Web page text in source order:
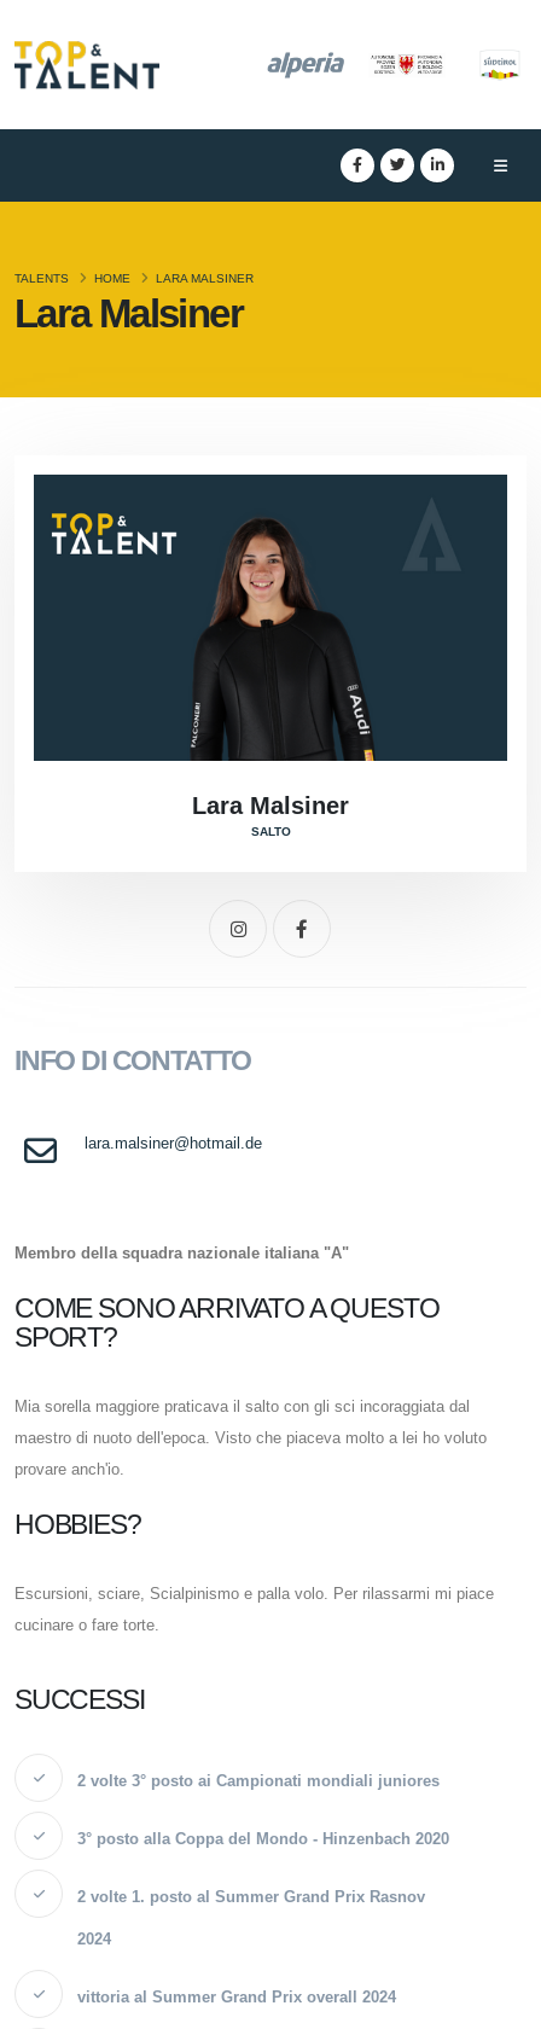
Lara Malsiner
TALENTS HOME LARA MALSINER
Lara Malsiner
SALTO
INFO DI CONTATTO
lara.malsiner@hotmail.de
Membro della squadra nazionale italiana "A"
COME SONO ARRIVATO A QUESTO
SPORT?
Mia sorella maggiore praticava il salto con gli sci incoraggiata dal
maestro di nuoto dell'epoca. Visto che piaceva molto a lei ho voluto
provare anch'io.
HOBBIES?
Escursioni, sciare, Scialpinismo e palla volo. Per rilassarmi mi piace
cucinare o fare torte.
SUCCESSI
2 volte 3° posto ai Campionati mondiali juniores
3° posto alla Coppa del Mondo - Hinzenbach 2020
2 volte 1. posto al Summer Grand Prix Rasnov
2024
vittoria al Summer Grand Prix overall 2024